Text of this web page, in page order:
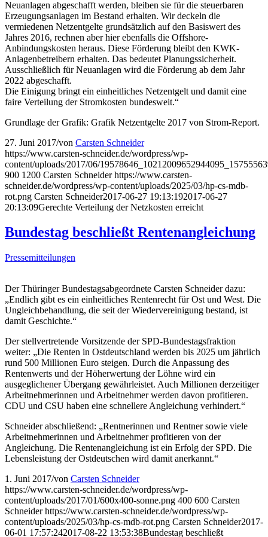
Neuanlagen abgeschafft werden, bleiben sie für die steuerbaren
Erzeugungsanlagen im Bestand erhalten. Wir deckeln die
vermiedenen Netzentgelte grundsätzlich auf den Basiswert des
Jahres 2016, rechnen aber hier ebenfalls die Offshore-
Anbindungskosten heraus. Diese Förderung bleibt den KWK-
Anlagenbetreibern erhalten. Das bedeutet Planungssicherheit.
Ausschließlich für Neuanlagen wird die Förderung ab dem Jahr
2022 abgeschafft.
Die Einigung bringt ein einheitliches Netzentgelt und damit eine
faire Verteilung der Stromkosten bundesweit.“
Grundlage der Grafik: Grafik Netzentgelte 2017 von Strom-Report.
27. Juni 2017/von Carsten Schneider
https://www.carsten-schneider.de/wordpress/wp-
content/uploads/2017/06/
900 1200 Carsten Schneider https://www.carsten-
schneider.de/wordpress/wp-content/uploads/2025/03/hp-cs-mdb-
rot.png Carsten Schneider2017-06-27 19:13:192017-06-27
20:13:09Gerechte Verteilung der Netzkosten erreicht
Bundestag beschließt Rentenangleichung
Pressemitteilungen
Der Thüringer Bundestagsabgeordnete Carsten Schneider dazu:
„Endlich gibt es ein einheitliches Rentenrecht für Ost und West. Die
Ungleichbehandlung, die seit der Wiedervereinigung bestand, ist
damit Geschichte.“
Der stellvertretende Vorsitzende der SPD-Bundestagsfraktion
weiter: „Die Renten in Ostdeutschland werden bis 2025 um jährlich
rund 500 Millionen Euro steigen. Durch die Anpassung des
Rentenwerts und der Höherwertung der Löhne wird ein
ausgeglichener Übergang gewährleistet. Auch Millionen derzeitiger
Arbeitnehmerinnen und Arbeitnehmer werden davon profitieren.
CDU und CSU haben eine schnellere Angleichung verhindert.“
Schneider abschließend: „Rentnerinnen und Rentner sowie viele
Arbeitnehmerinnen und Arbeitnehmer profitieren von der
Angleichung. Die Rentenangleichung ist ein Erfolg der SPD. Die
Lebensleistung der Ostdeutschen wird damit anerkannt.“
1. Juni 2017/von Carsten Schneider
https://www.carsten-schneider.de/wordpress/wp-
content/uploads/2017/01/600x400-sonne.png 400 600 Carsten
Schneider https://www.carsten-schneider.de/wordpress/wp-
content/uploads/2025/03/hp-cs-mdb-rot.png Carsten Schneider2017-
06-01 17:57:242017-08-22 13:53:38Bundestag beschließt